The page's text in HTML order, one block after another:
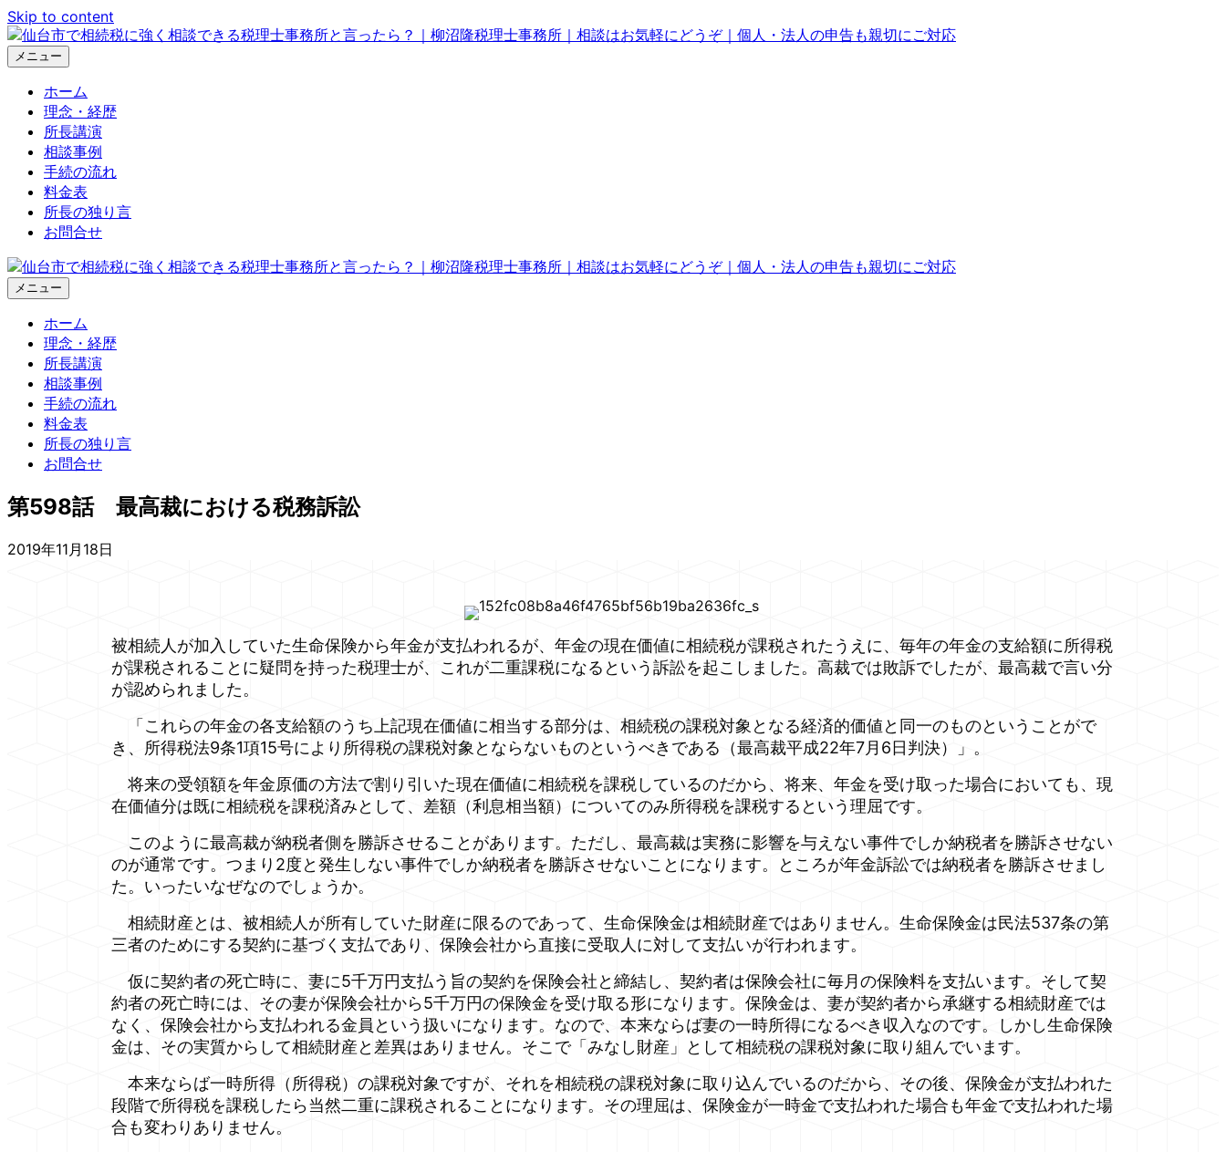
Skip to content
メニュー
ホーム
理念・経歴
所長講演
相談事例
手続の流れ
料金表
所長の独り言
お問合せ
メニュー
ホーム
理念・経歴
所長講演
相談事例
手続の流れ
料金表
所長の独り言
お問合せ
第598話 最高裁における税務訴訟
2019年11月18日
被相続人が加入していた生命保険から年金が支払われるが、年金の現在価値に相続税が課税されたうえに、毎年の年金の支給額に所得税
が課税されることに疑問を持った税理士が、これが二重課税になるという訴訟を起こしました。高裁では敗訴でしたが、最高裁で言い分
が認められました。
「これらの年金の各支給額のうち上記現在価値に相当する部分は、相続税の課税対象となる経済的価値と同一のものということがで
き、所得税法9条1項15号により所得税の課税対象とならないものというべきである（最高裁平成22年7月6日判決）」。
将来の受領額を年金原価の方法で割り引いた現在価値に相続税を課税しているのだから、将来、年金を受け取った場合においても、現
在価値分は既に相続税を課税済みとして、差額（利息相当額）についてのみ所得税を課税するという理屈です。
このように最高裁が納税者側を勝訴させることがあります。ただし、最高裁は実務に影響を与えない事件でしか納税者を勝訴させない
のが通常です。つまり2度と発生しない事件でしか納税者を勝訴させないことになります。ところが年金訴訟では納税者を勝訴させまし
た。いったいなぜなのでしょうか。
相続財産とは、被相続人が所有していた財産に限るのであって、生命保険金は相続財産ではありません。生命保険金は民法537条の第
三者のためにする契約に基づく支払であり、保険会社から直接に受取人に対して支払いが行われます。
仮に契約者の死亡時に、妻に5千万円支払う旨の契約を保険会社と締結し、契約者は保険会社に毎月の保険料を支払います。そして契
約者の死亡時には、その妻が保険会社から5千万円の保険金を受け取る形になります。保険金は、妻が契約者から承継する相続財産では
なく、保険会社から支払われる金員という扱いになります。なので、本来ならば妻の一時所得になるべき収入なのです。しかし生命保険
金は、その実質からして相続財産と差異はありません。そこで「みなし財産」として相続税の課税対象に取り組んでいます。
本来ならば一時所得（所得税）の課税対象ですが、それを相続税の課税対象に取り込んでいるのだから、その後、保険金が支払われた
段階で所得税を課税したら当然二重に課税されることになります。その理屈は、保険金が一時金で支払われた場合も年金で支払われた場
合も変わりありません。